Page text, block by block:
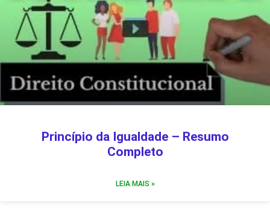
Princípio da Igualdade – Resumo
Completo
LEIA MAIS »